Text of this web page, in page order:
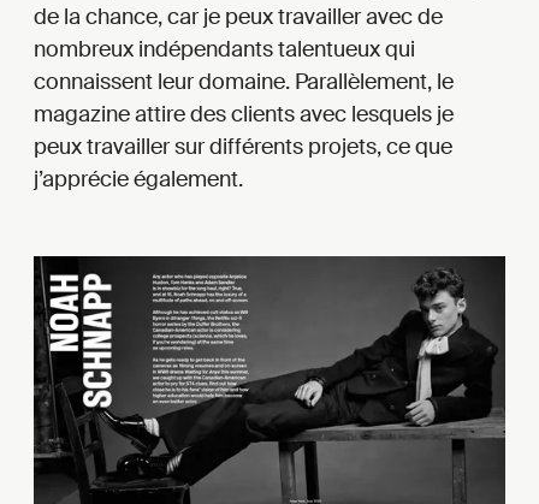
de la chance, car je peux travailler avec de
nombreux indépendants talentueux qui
connaissent leur domaine. Parallèlement, le
magazine attire des clients avec lesquels je
peux travailler sur différents projets, ce que
j’apprécie également.